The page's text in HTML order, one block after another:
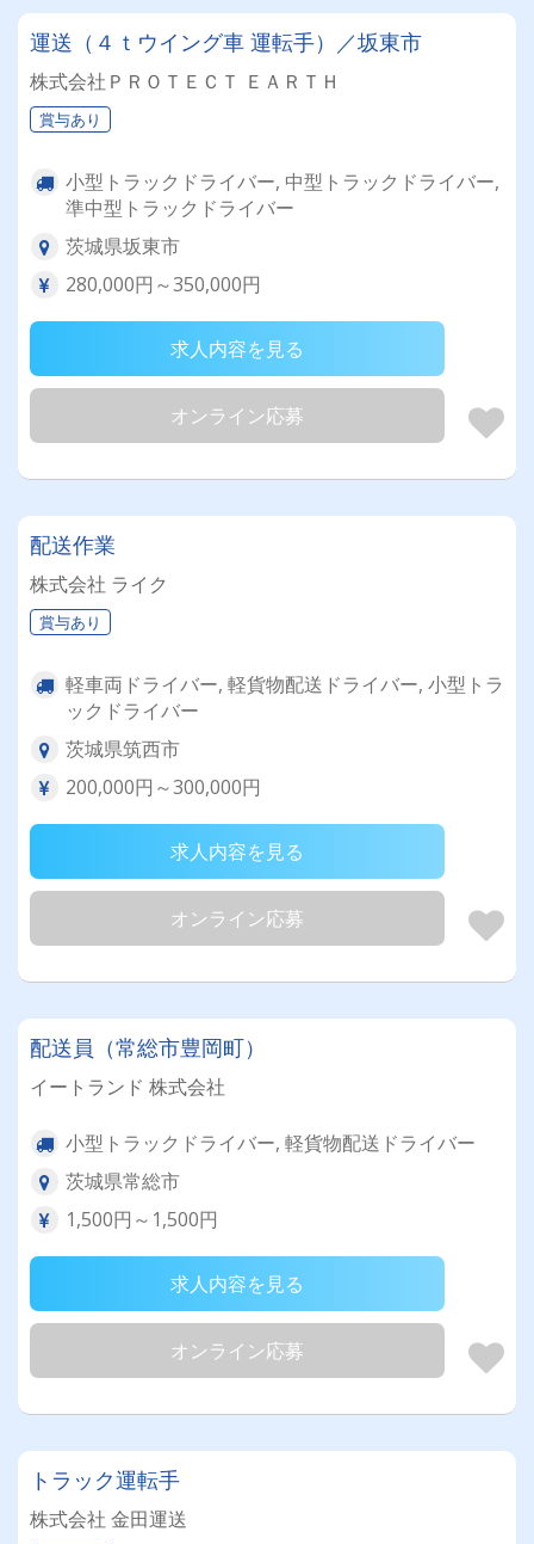
運送（４ｔウイング車 運転手）／坂東市
株式会社ＰＲＯＴＥＣＴ ＥＡＲＴＨ
賞与あり
小型トラックドライバー, 中型トラックドライバー,
準中型トラックドライバー
茨城県坂東市
280,000円～350,000円
求人内容を見る
オンライン応募
配送作業
株式会社 ライク
賞与あり
軽車両ドライバー, 軽貨物配送ドライバー, 小型トラ
ックドライバー
茨城県筑西市
200,000円～300,000円
求人内容を見る
オンライン応募
配送員（常総市豊岡町）
イートランド 株式会社
小型トラックドライバー, 軽貨物配送ドライバー
茨城県常総市
1,500円～1,500円
求人内容を見る
オンライン応募
トラック運転手
株式会社 金田運送